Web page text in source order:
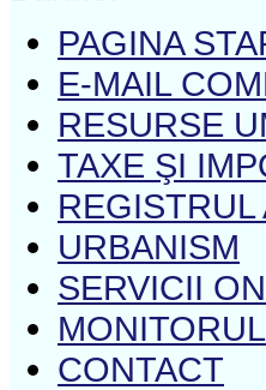
PAGINA
E-MAIL
RESURSE
TAXE ŞI
URBANISM
SERVICII
CONTACT